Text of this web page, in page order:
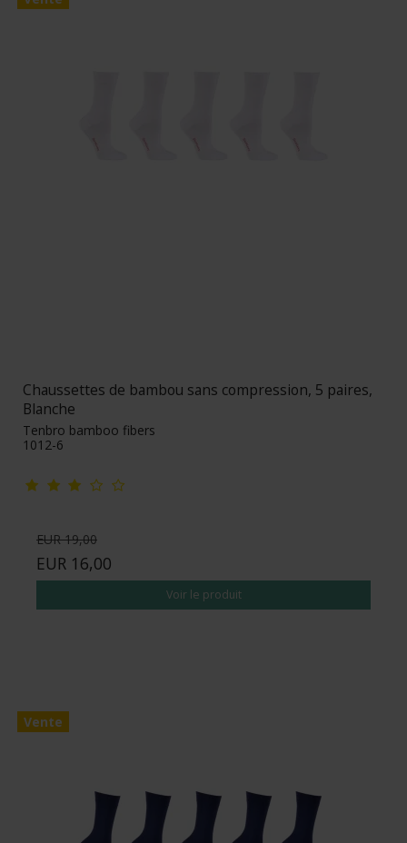
Chaussettes de bambou sans compression, 5 paires,
Blanche
Tenbro bamboo fibers
1012-6
EUR 19,00
EUR 16,00
Voir le produit
Vente